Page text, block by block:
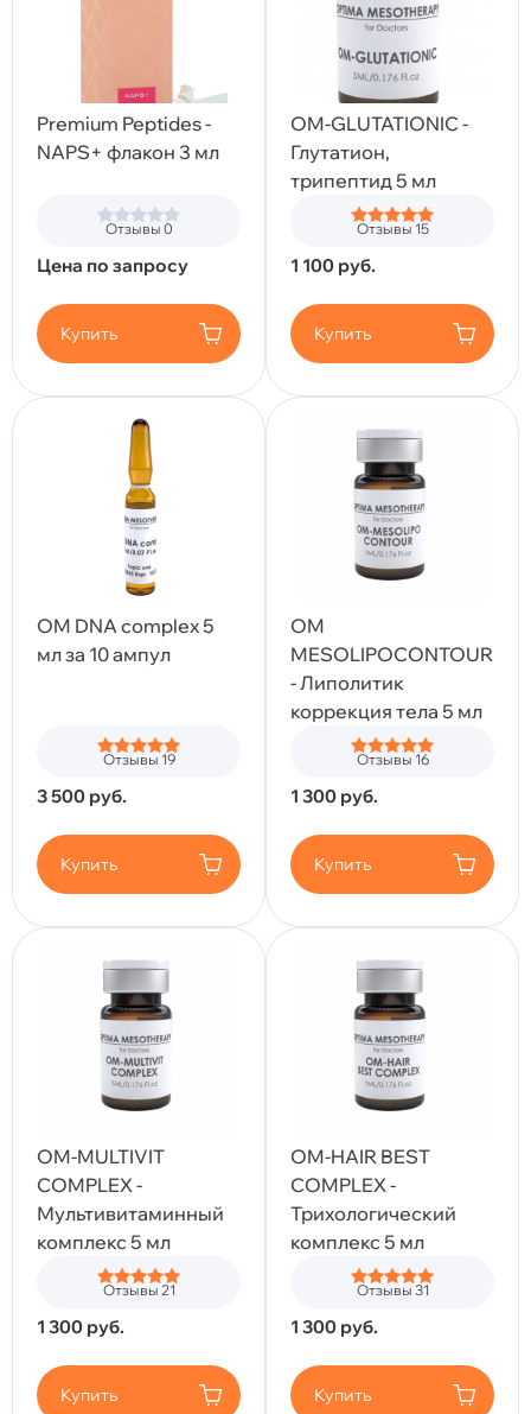
Premium Peptides -
NAPS+ флакон 3 мл
Отзывы 0
Цена по запросу
Купить
OM-GLUTATIONIC -
Глутатион,
трипептид 5 мл
Отзывы 15
1 100 руб.
Купить
OM DNA complex 5
мл за 10 ампул
Отзывы 19
3 500 руб.
Купить
OM
MESOLIPOCONTOUR
- Липолитик
коррекция тела 5 мл
Отзывы 16
1 300 руб.
Купить
OM-MULTIVIT
COMPLEX -
Мультивитаминный
комплекс 5 мл
Отзывы 21
1 300 руб.
Купить
OM-HAIR BEST
COMPLEX -
Трихологический
комплекс 5 мл
Отзывы 31
1 300 руб.
Купить